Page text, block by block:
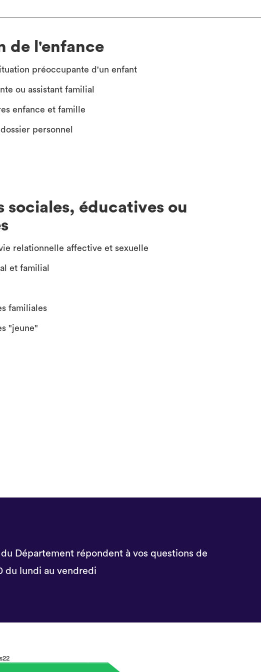
de l'enfance
préoccupante d'un enfant
ou assistant familial
enfance et famille
personnel
sociales, éducatives ou
relationnelle affective et sexuelle
et familial
familiales
"jeune"
Département répondent à vos questions de
du lundi au vendredi